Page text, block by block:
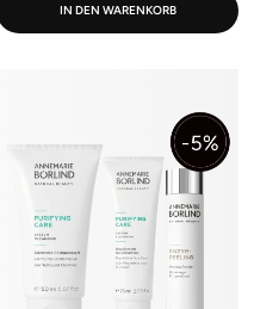
IN DEN WARENKORB